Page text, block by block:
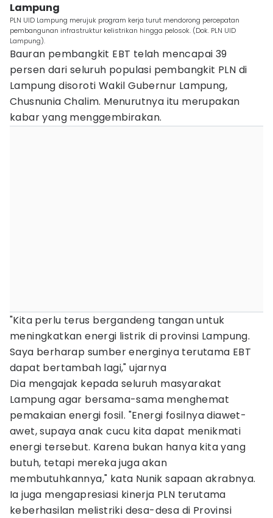
Lampung
PLN UID Lampung merujuk program kerja turut mendorong percepatan
pembangunan infrastruktur kelistrikan hingga pelosok. (Dok. PLN UID
Lampung).
Bauran pembangkit EBT telah mencapai 39
persen dari seluruh populasi pembangkit PLN di
Lampung disoroti Wakil Gubernur Lampung,
Chusnunia Chalim. Menurutnya itu merupakan
kabar yang menggembirakan.
"Kita perlu terus bergandeng tangan untuk
meningkatkan energi listrik di provinsi Lampung.
Saya berharap sumber energinya terutama EBT
dapat bertambah lagi," ujarnya
Dia mengajak kepada seluruh masyarakat
Lampung agar bersama-sama menghemat
pemakaian energi fosil. "Energi fosilnya diawet-
awet, supaya anak cucu kita dapat menikmati
energi tersebut. Karena bukan hanya kita yang
butuh, tetapi mereka juga akan
membutuhkannya," kata Nunik sapaan akrabnya.
Ia juga mengapresiasi kinerja PLN terutama
keberhasilan melistriki desa-desa di Provinsi